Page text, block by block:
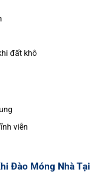
đất khô
viễn
Đào Móng Nhà Tại